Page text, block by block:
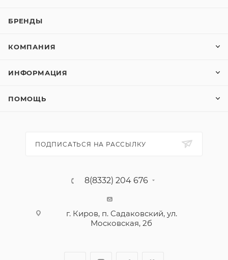
БРЕНДЫ
КОМПАНИЯ
ИНФОРМАЦИЯ
ПОМОЩЬ
ПОДПИСАТЬСЯ НА РАССЫЛКУ
8(8332) 204 676
г. Киров, п. Садаковский, ул.
Московская, 2б